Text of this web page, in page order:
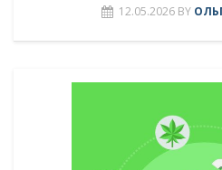
12.05.2026 BY